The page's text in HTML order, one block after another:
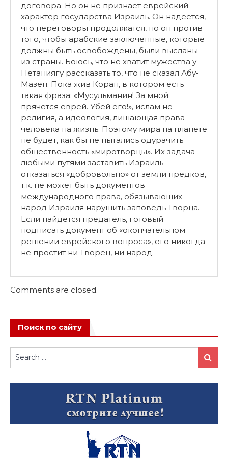
договора. Но он не признает еврейский
характер государства Израиль. Он надеется,
что переговоры продолжатся, но он против
того, чтобы арабские заключенные, которые
должны быть освобождены, были высланы
из страны. Боюсь, что не хватит мужества у
Нетаниягу рассказать то, что не сказал Абу-
Мазен. Пока жив Коран, в котором есть
такая фраза: «Мусульманин! За мной
прячется еврей. Убей его!», ислам не
религия, а идеология, лишающая права
человека на жизнь. Поэтому мира на планете
не будет, как бы не пытались одурачить
общественность «миротворцы». Их задача –
любыми путями заставить Израиль
отказаться «добровольно» от земли предков,
т.к. не может быть документов
международного права, обязывающих
народ Израиля нарушить заповедь Творца.
Если найдется предатель, готовый
подписать документ об «окончательном
решении еврейского вопроса», его никогда
не простит ни Творец, ни народ.
Comments are closed.
Поиск по сайту
Search
for:
Search